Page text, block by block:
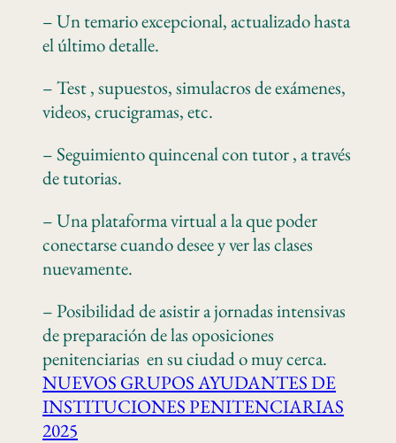
– Un temario excepcional, actualizado hasta
el último detalle.
– Test , supuestos, simulacros de exámenes,
videos, crucigramas, etc.
– Seguimiento quincenal con tutor , a través
de tutorias.
– Una plataforma virtual a la que poder
conectarse cuando desee y ver las clases
nuevamente.
– Posibilidad de asistir a jornadas intensivas
de preparación de las oposiciones
penitenciarias en su ciudad o muy cerca.
NUEVOS GRUPOS AYUDANTES DE
INSTITUCIONES PENITENCIARIAS
2025